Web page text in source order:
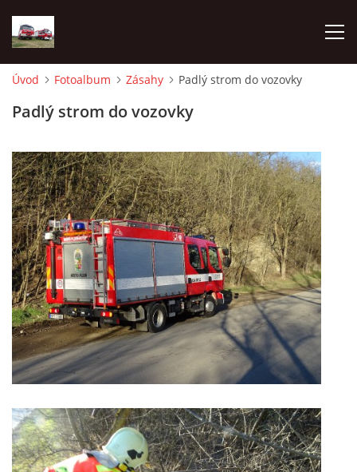
VÝCVIK JPO
ZÁSAHY
PREVENCE
SYMBOLY
INFORMACE
Úvod Fotoalbum Zásahy Padlý strom do vozovky
Padlý strom do vozovky